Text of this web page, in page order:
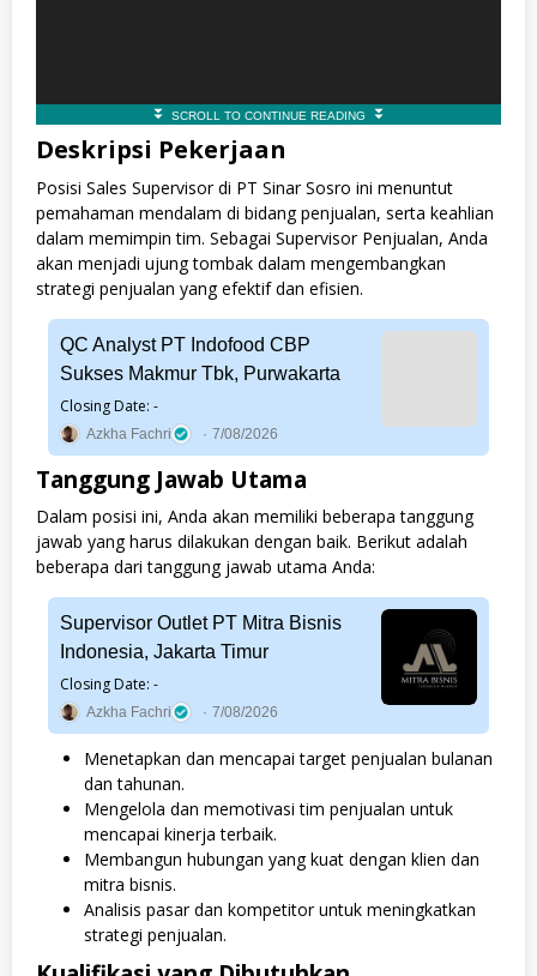
Deskripsi Pekerjaan
Posisi Sales Supervisor di PT Sinar Sosro ini menuntut
pemahaman mendalam di bidang penjualan, serta keahlian
dalam memimpin tim. Sebagai Supervisor Penjualan, Anda
akan menjadi ujung tombak dalam mengembangkan
strategi penjualan yang efektif dan efisien.
QC Analyst PT Indofood CBP
Sukses Makmur Tbk, Purwakarta
Closing Date: -
Azkha Fachri 7/08/2026
Tanggung Jawab Utama
Dalam posisi ini, Anda akan memiliki beberapa tanggung
jawab yang harus dilakukan dengan baik. Berikut adalah
beberapa dari tanggung jawab utama Anda:
Supervisor Outlet PT Mitra Bisnis
Indonesia, Jakarta Timur
Closing Date: -
Azkha Fachri 7/08/2026
Menetapkan dan mencapai target penjualan bulanan
dan tahunan.
Mengelola dan memotivasi tim penjualan untuk
mencapai kinerja terbaik.
Membangun hubungan yang kuat dengan klien dan
mitra bisnis.
Analisis pasar dan kompetitor untuk meningkatkan
strategi penjualan.